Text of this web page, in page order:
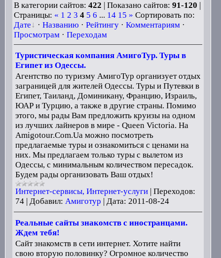
В категории сайтов: 422 | Показано сайтов: 91-120
Страницы: « 1 2 3 4 5 6 ... 14 15 » Сортировать по:
Дате
· Названию · Рейтингу· Комментариям·
Просмотрам· Переходам
Туристическая компания АмигоТур. Туры в
Египет из Одессы.
Агентство по туризму АмигоТур организует отдых
заграницей для жителей Одессы. Туры и Путевки в
Египет, Таиланд, Доминикану, Францию, Израиль,
ЮАР и Турцию, а также в другие страны. Помимо
этого, мы рады Вам предложить круизы на одном
из лучших лайнеров в мире - Queen Victoria. На
Amigotour.Com.Ua можно посмотреть
предлагаемые туры и ознакомиться с ценами на
них. Мы предлагаем только туры с вылетом из
Одессы, с минимальным количеством пересадок.
Будем рады организовать Ваш отдых!
Интернет-сервисы, Интернет-услуги| Переходов:
74 | Добавил: Амиготур | Дата: 2011-08-24
Реальные сайты знакомств с иностранцами.
Ждем тебя!
Сайт знакомств в сети интернет. Хотите найти
свою вторую половинку? Огромное количество